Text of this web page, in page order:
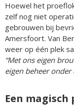
Hoewel het
zelf nog niet
gebrouwen bij
Amersfoort. Van
weer op één plek
“Met ons eigen
eigen beheer onder
Een